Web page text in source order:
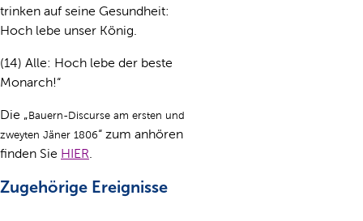
trinken auf seine Gesundheit:
Hoch lebe unser König.
(14) Alle: Hoch lebe der beste
Monarch!“
Die „Bauern-Discurse am ersten und
zweyten Jäner 1806“ zum anhören
finden Sie HIER
Zugehörige Ereignisse